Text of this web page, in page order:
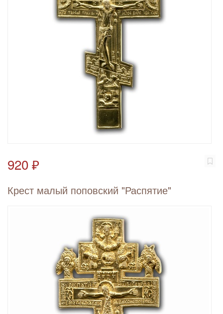
920 ₽
Крест малый поповский "Распятие"